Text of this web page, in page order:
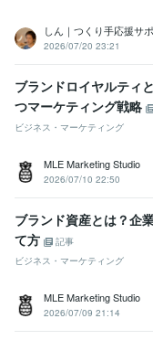
しん｜つくり手応援サ
2026/07/20 23:21
ブランドロイヤルティ
つマーケティング戦略
ビジネス・マーケティング
MLE Marketing Studio
2026/07/10 22:50
ブランド資産とは？企
て方
記事
ビジネス・マーケティング
MLE Marketing Studio
2026/07/09 21:14